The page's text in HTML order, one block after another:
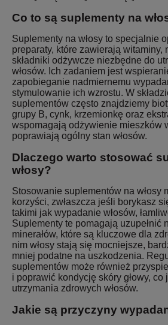
Co to są suplementy na
Suplementy na włosy to specjalnie
preparaty, które zawierają witaminy,
składniki odżywcze niezbędne do
włosów. Ich zadaniem jest
zapobieganie nadmiernemu
stymulowanie ich wzrostu. W
suplementów często znajdziemy
grupy B, cynk, krzemionkę oraz
wspomagają odżywienie mieszków
poprawiają ogólny stan włosów.
Dlaczego warto stosować
włosy?
Stosowanie suplementów na włosy
korzyści, zwłaszcza jeśli borykasz
takimi jak wypadanie włosów,
Suplementy te pomagają uzupełnić
minerałów, które są kluczowe dla
nim włosy stają się mocniejsze,
mniej podatne na uszkodzenia.
suplementów może również
i poprawić kondycję skóry głowy, co
utrzymania zdrowych włosów.
Jakie są przyczyny